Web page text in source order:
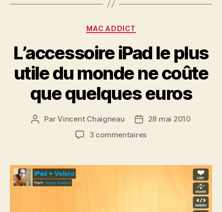
Catégories
MAC ADDICT
L’accessoire iPad le plus
utile du monde ne coûte
que quelques euros
Auteur
ParVincent Chaigneau
Date28 mai 2010
3 commentairessur
le